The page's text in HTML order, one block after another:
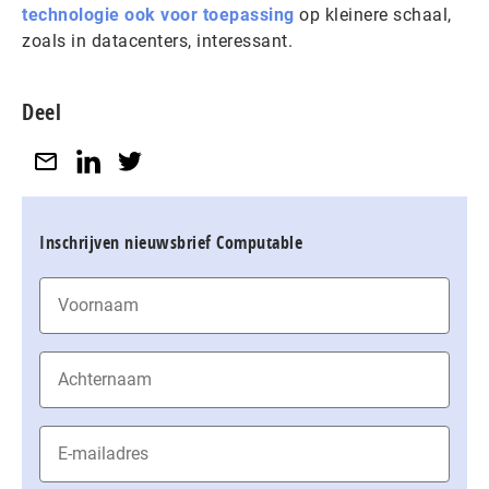
technologie ook voor toepassing op kleinere schaal,
zoals in datacenters, interessant.
Deel
Inschrijven nieuwsbrief Computable